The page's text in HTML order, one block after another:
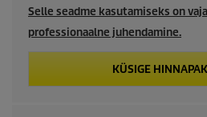
Selle seadme kasutamiseks on
professionaalne juhendamine.
KÜSIGE